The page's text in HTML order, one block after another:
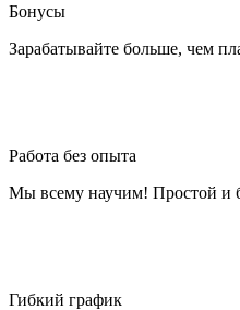
Бонусы
Зарабатывайте больше, чем
Работа без опыта
Мы всему научим! Простой и
Гибкий график